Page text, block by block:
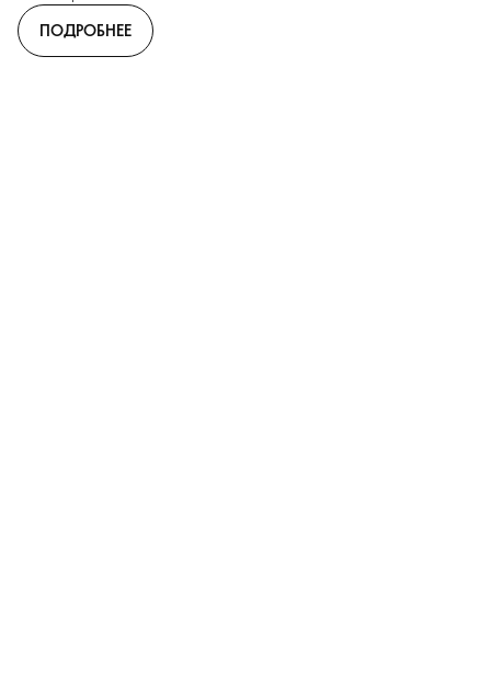
ПОДРОБНЕЕ